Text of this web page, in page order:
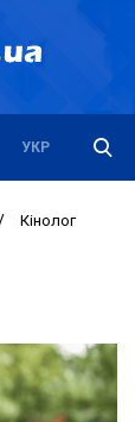
РУС
УКР
Кінолог